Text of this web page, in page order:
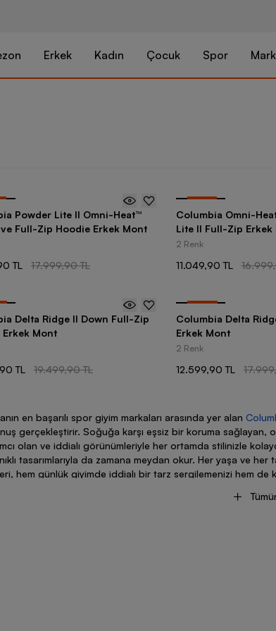
Erkek Kadın Çocuk Spor
Powder Lite II Omni-Heat™
Full-Zip Hoodie Erkek Mont
TL 17.999,90 TL
Columbia Omni-
Lite II Full-Zip Erkek
2 Renk
11.049,90 TL
Delta Ridge II Down Full-Zip
Erkek Mont
TL 19.499,90 TL
Columbia Delta
Erkek Mont
2 Renk
12.599,90 TL
en başarılı spor giyim markaları arasında yer alan
gerçekleştirir. Soğuğa karşı eşsiz bir koruma
olan ve iddialı görünümleriyle her ortamda stilinizle
tasarımlarıyla da zamana meydan okur. Her yaşa ve
hem günlük giyimde iddialı bir tarz sergilemenizi hem de